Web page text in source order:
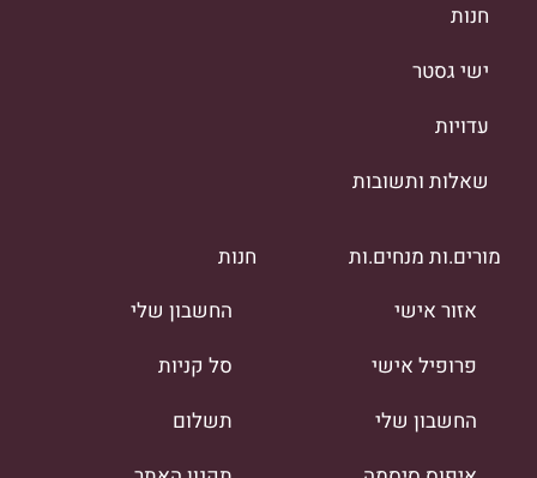
חנות
ישי גסטר
עדויות
שאלות ותשובות
מורים.ות מנחים.ות
אזור אישי
פרופיל אישי
החשבון שלי
חנות
החשבון שלי
סל קניות
תשלום